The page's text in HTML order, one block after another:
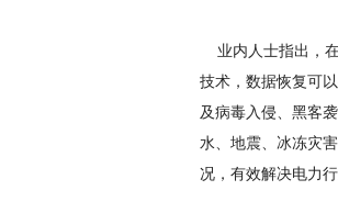
业内人士指出，在
技术，数据恢复可
及病毒入侵、黑客
水、地震、冰冻灾
况，有效解决电力